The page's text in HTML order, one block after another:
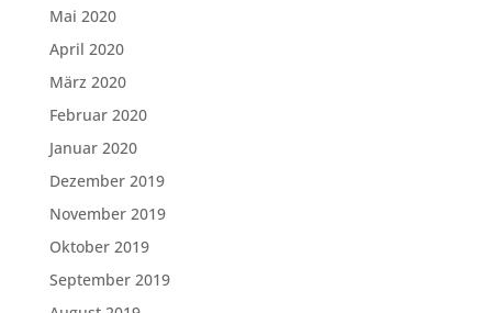
Mai 2020
April 2020
März 2020
Februar 2020
Januar 2020
Dezember 2019
November 2019
Oktober 2019
September 2019